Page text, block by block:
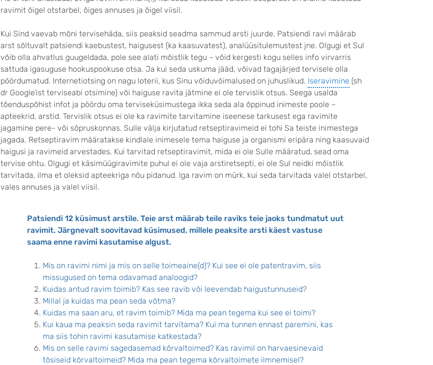
ravimit õigel otstarbel, õiges annuses ja õigel viisil.
Kui Sind vaevab mõni tervisehäda, siis peaksid seadma sammud arsti juurde. Patsiendi ravi määrab
arst sõltuvalt patsiendi kaebustest, haigusest (ka kaasuvatest), analüüsitulemustest jne. Olgugi et Sul
võib olla ahvatlus guugeldada, pole see alati mõistlik tegu – võid kergesti kogu selles info virvarris
sattuda igasuguse hookuspookuse otsa. Ja kui seda uskuma jääd, võivad tagajärjed tervisele olla
pöördumatud. Internetiotsing on nagu loterii, kus Sinu võiduvõimalused on juhuslikud. Iseravimine (sh
dr Google’ist terviseabi otsimine) või haiguse ravita jätmine ei ole tervislik otsus. Seega usalda
tõenduspõhist infot ja pöördu oma terviseküsimustega ikka seda ala õppinud inimeste poole –
apteekrid, arstid. Tervislik otsus ei ole ka ravimite tarvitamine iseenese tarkusest ega ravimite
jagamine pere- või sõpruskonnas. Sulle välja kirjutatud retseptiravimeid ei tohi Sa teiste inimestega
jagada. Retseptiravim määratakse kindlale inimesele tema haiguse ja organismi eripära ning kaasuvaid
haigusi ja ravimeid arvestades. Kui tarvitad retseptiravimit, mida ei ole Sulle määratud, sead oma
tervise ohtu. Olgugi et käsimüügiravimite puhul ei ole vaja arstiretsepti, ei ole Sul neidki mõistlik
tarvitada, ilma et oleksid apteekriga nõu pidanud. Iga ravim on mürk, kui seda tarvitada valel otstarbel,
vales annuses ja valel viisil.
Patsiendi 12 küsimust arstile. Teie arst määrab teile raviks teie jaoks tundmatut uut
ravimit. Järgnevalt soovitavad küsimused, millele peaksite arsti käest vastuse
saama enne ravimi kasutamise algust.
Mis on ravimi nimi ja mis on selle toimeaine(d)? Kui see ei ole patentravim, siis
missugused on tema odavamad analoogid?
Kuidas antud ravim toimib? Kas see ravib või leevendab haigustunnuseid?
Millal ja kuidas ma pean seda võtma?
Kuidas ma saan aru, et ravim toimib? Mida ma pean tegema kui see ei toimi?
Kui kaua ma peaksin seda ravimit tarvitama? Kui ma tunnen ennast paremini, kas
ma siis tohin ravimi kasutamise katkestada?
Mis on selle ravimi sagedasemad kõrvaltoimed? Kas ravimil on harvaesinevaid
tõsiseid kõrvaltoimeid? Mida ma pean tegema kõrvaltoimete ilmnemisel?